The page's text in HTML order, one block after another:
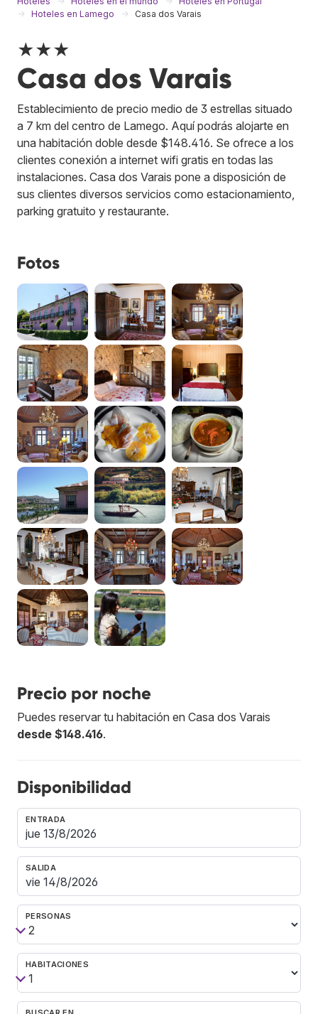
Hoteles en Lamego
Casa dos Varais
★★★
Casa dos Varais
Establecimiento de precio medio de 3 estrellas situado
a 7 km del centro de Lamego. Aquí podrás alojarte en
una habitación doble desde $148.416. Se ofrece a los
clientes conexión a internet wifi gratis en todas las
instalaciones. Casa dos Varais pone a disposición de
sus clientes diversos servicios como estacionamiento,
parking gratuito y restaurante.
Fotos
Precio por noche
Puedes reservar tu habitación en Casa dos Varais
desde $148.416.
Disponibilidad
ENTRADA
SALIDA
PERSONAS
HABITACIONES